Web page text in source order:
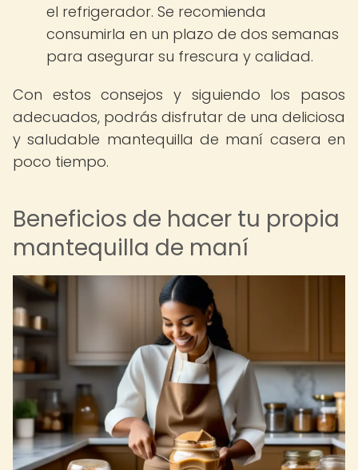
el refrigerador. Se recomienda
consumirla en un plazo de dos semanas
para asegurar su frescura y calidad.
Con estos consejos y siguiendo los pasos
adecuados, podrás disfrutar de una deliciosa
y saludable mantequilla de maní casera en
poco tiempo.
Beneficios de hacer tu propia
mantequilla de maní